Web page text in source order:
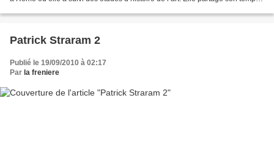
Patrick Straram 2
Publié le 19/09/2010 à 02:17
Par la freniere